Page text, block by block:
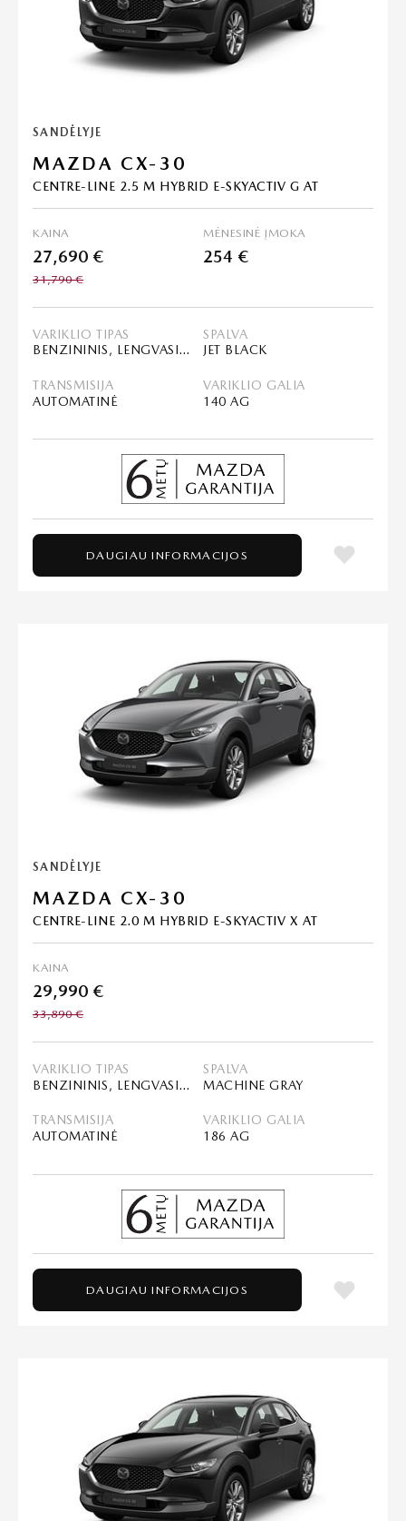
SANDĖLYJE
MAZDA CX-30
CENTRE-LINE 2.5 M HYBRID E-SKYACTIV G AT
KAINA
27,690 €
31,790 €
MĖNESINĖ ĮMOKA
254 €
VARIKLIO TIPAS
BENZININIS, LENGVASIS HIBRIDAS (MHEV)
SPALVA
JET BLACK
TRANSMISIJA
AUTOMATINĖ
VARIKLIO GALIA
140 AG
DAUGIAU INFORMACIJOS
SANDĖLYJE
MAZDA CX-30
CENTRE-LINE 2.0 M HYBRID E-SKYACTIV X AT
KAINA
29,990 €
33,890 €
VARIKLIO TIPAS
BENZININIS, LENGVASIS HIBRIDAS (MHEV)
SPALVA
MACHINE GRAY
TRANSMISIJA
AUTOMATINĖ
VARIKLIO GALIA
186 AG
DAUGIAU INFORMACIJOS